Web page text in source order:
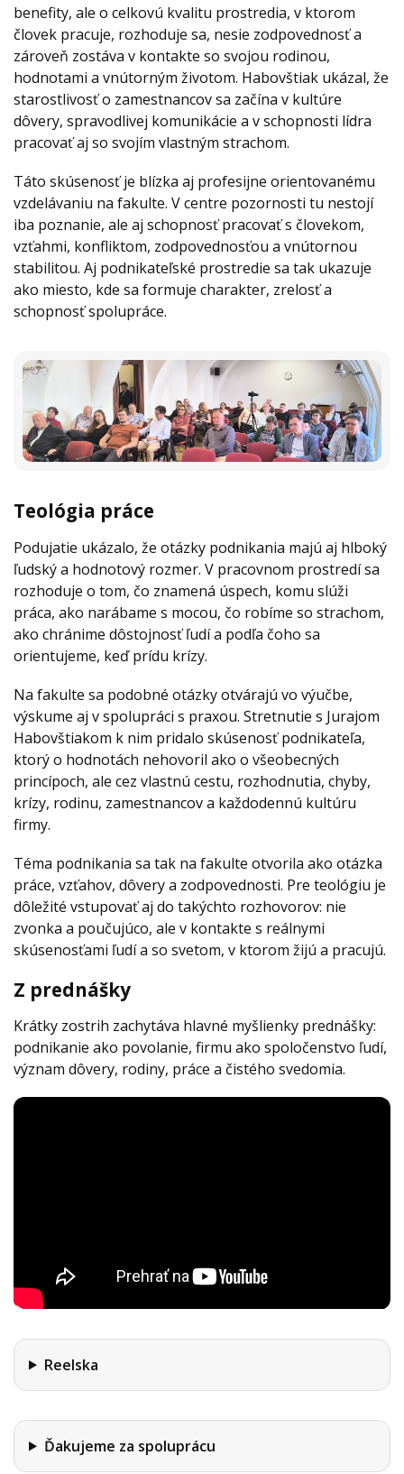
benefity, ale o celkovú kvalitu prostredia, v ktorom
človek pracuje, rozhoduje sa, nesie zodpovednosť a
zároveň zostáva v kontakte so svojou rodinou,
hodnotami a vnútorným životom. Habovštiak ukázal, že
starostlivosť o zamestnancov sa začína v kultúre
dôvery, spravodlivej komunikácie a v schopnosti lídra
pracovať aj so svojím vlastným strachom.
Táto skúsenosť je blízka aj profesijne orientovanému
vzdelávaniu na fakulte. V centre pozornosti tu nestojí
iba poznanie, ale aj schopnosť pracovať s človekom,
vzťahmi, konfliktom, zodpovednosťou a vnútornou
stabilitou. Aj podnikateľské prostredie sa tak ukazuje
ako miesto, kde sa formuje charakter, zrelosť a
schopnosť spolupráce.
Teológia práce
Podujatie ukázalo, že otázky podnikania majú aj hlboký
ľudský a hodnotový rozmer. V pracovnom prostredí sa
rozhoduje o tom, čo znamená úspech, komu slúži
práca, ako narábame s mocou, čo robíme so strachom,
ako chránime dôstojnosť ľudí a podľa čoho sa
orientujeme, keď prídu krízy.
Na fakulte sa podobné otázky otvárajú vo výučbe,
výskume aj v spolupráci s praxou. Stretnutie s Jurajom
Habovštiakom k nim pridalo skúsenosť podnikateľa,
ktorý o hodnotách nehovoril ako o všeobecných
princípoch, ale cez vlastnú cestu, rozhodnutia, chyby,
krízy, rodinu, zamestnancov a každodennú kultúru
firmy.
Téma podnikania sa tak na fakulte otvorila ako otázka
práce, vzťahov, dôvery a zodpovednosti. Pre teológiu je
dôležité vstupovať aj do takýchto rozhovorov: nie
zvonka a poučujúco, ale v kontakte s reálnymi
skúsenosťami ľudí a so svetom, v ktorom žijú a pracujú.
Z prednášky
Krátky zostrih zachytáva hlavné myšlienky prednášky:
podnikanie ako povolanie, firmu ako spoločenstvo ľudí,
význam dôvery, rodiny, práce a čistého svedomia.
Reelska
Ďakujeme za spoluprácu